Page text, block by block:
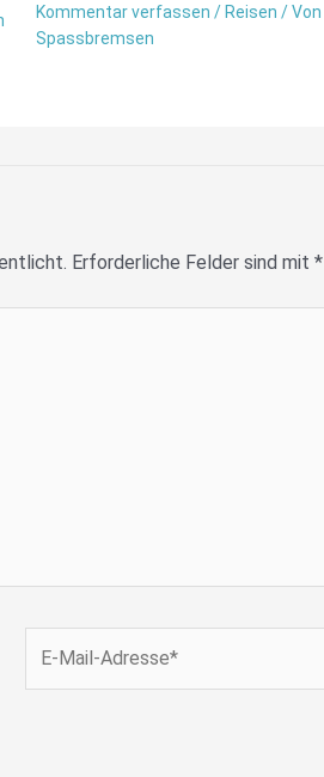
Kommentar verfassen /Reisen / Von
Spassbremsen
Erforderliche Felder sind mit *